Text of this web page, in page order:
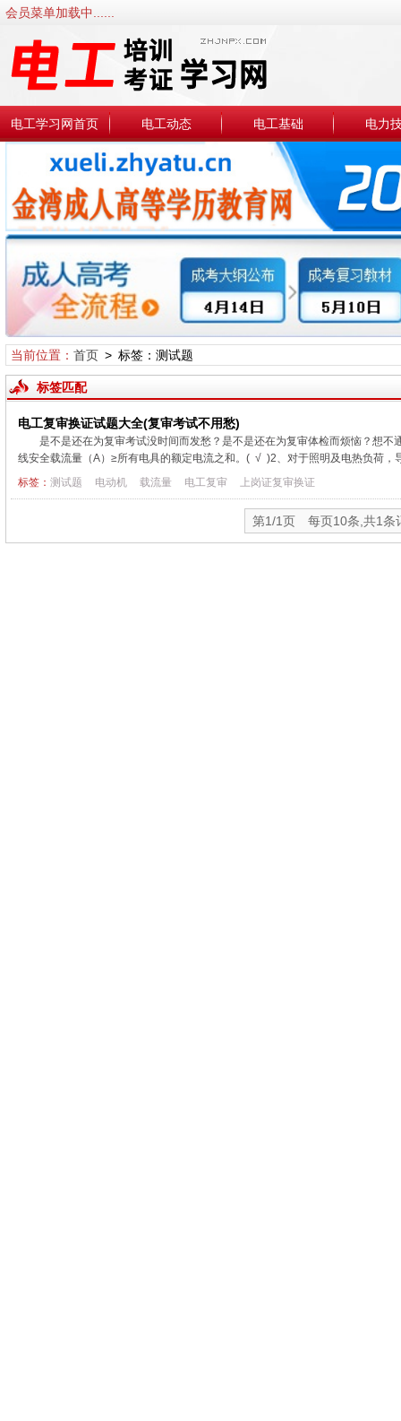
会员菜单加载中......
电工学习网首页 电工动态 电工基础 电力
当前位置： 首页> 标签：测试题
标签匹配
电工复审换证试题大全(复审考试不用愁)
是不是还在为复审考试没时间而发愁？是不是还在为复审体检而烦恼？想
线安全载流量（A）≥所有电具的额定电流之和。( √ )2、对于照明及电热负荷，
标签： 测试题 电动机 载流量 电工复审 上岗证复审换证
第1/1页 每页10条,共1条